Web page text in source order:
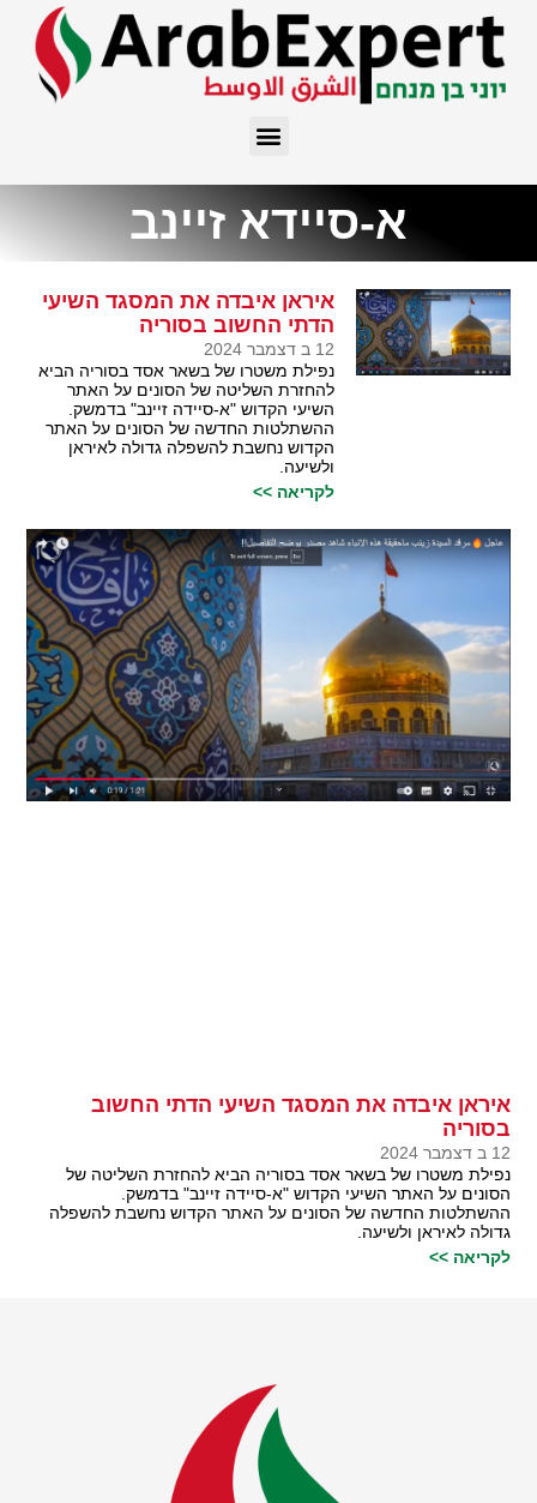
א-סיידא זיינב
איראן איבדה את המסגד השיעי
הדתי החשוב בסוריה
12 ב דצמבר 2024
נפילת משטרו של בשאר אסד בסוריה הביא
להחזרת השליטה של הסונים על האתר
השיעי הקדוש "א-סיידה זיינב" בדמשק.
ההשתלטות החדשה של הסונים על האתר
הקדוש נחשבת להשפלה גדולה לאיראן
ולשיעה.
לקריאה >>
איראן איבדה את המסגד השיעי הדתי החשוב
בסוריה
12 ב דצמבר 2024
נפילת משטרו של בשאר אסד בסוריה הביא להחזרת השליטה של
הסונים על האתר השיעי הקדוש "א-סיידה זיינב" בדמשק.
ההשתלטות החדשה של הסונים על האתר הקדוש נחשבת להשפלה
גדולה לאיראן ולשיעה.
לקריאה >>